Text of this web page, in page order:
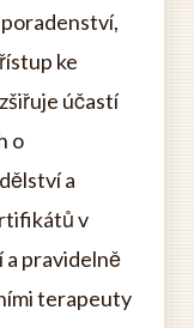
ke
účastí
o
a
v
a pravidelně
terapeuty